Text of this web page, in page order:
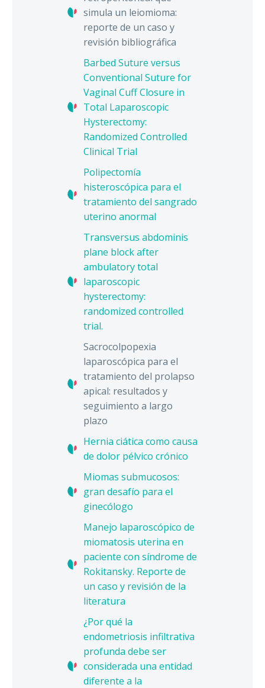
simula un leiomioma:
reporte de un caso y
revisión bibliográfica
Barbed Suture versus
Conventional Suture for
Vaginal Cuff Closure in
Total Laparoscopic
Hysterectomy:
Randomized Controlled
Clinical Trial
Polipectomía
histeroscópica para el
tratamiento del sangrado
uterino anormal
Transversus abdominis
plane block after
ambulatory total
laparoscopic
hysterectomy:
randomized controlled
trial.
Sacrocolpopexia
laparoscópica para el
tratamiento del prolapso
apical: resultados y
seguimiento a largo
plazo
Hernia ciática como causa
de dolor pélvico crónico
Miomas submucosos:
gran desafío para el
ginecólogo
Manejo laparoscópico de
miomatosis uterina en
paciente con síndrome de
Rokitansky. Reporte de
un caso y revisión de la
literatura
¿Por qué la
endometriosis infiltrativa
profunda debe ser
considerada una entidad
diferente a la